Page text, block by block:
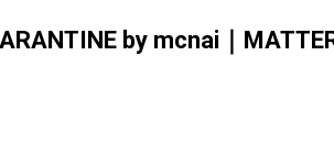
by mcnai｜